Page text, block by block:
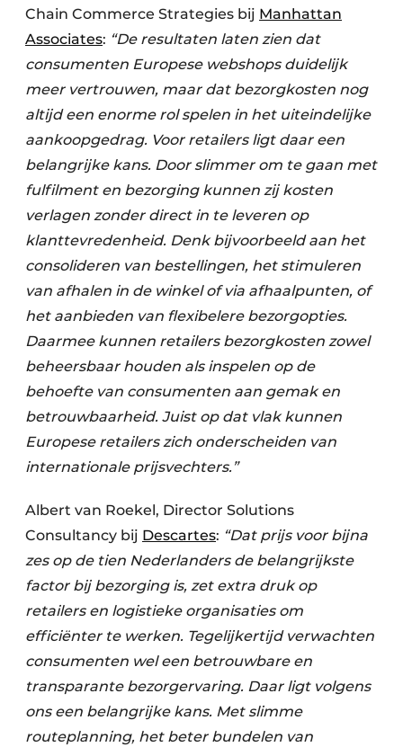
Chain Commerce Strategies bij Manhattan
Associates: “De resultaten laten zien dat
consumenten Europese webshops duidelijk
meer vertrouwen, maar dat bezorgkosten nog
altijd een enorme rol spelen in het uiteindelijke
aankoopgedrag. Voor retailers ligt daar een
belangrijke kans. Door slimmer om te gaan met
fulfilment en bezorging kunnen zij kosten
verlagen zonder direct in te leveren op
klanttevredenheid. Denk bijvoorbeeld aan het
consolideren van bestellingen, het stimuleren
van afhalen in de winkel of via afhaalpunten, of
het aanbieden van flexibelere bezorgopties.
Daarmee kunnen retailers bezorgkosten zowel
beheersbaar houden als inspelen op de
behoefte van consumenten aan gemak en
betrouwbaarheid. Juist op dat vlak kunnen
Europese retailers zich onderscheiden van
internationale prijsvechters.”
Albert van Roekel, Director Solutions
Consultancy bij Descartes: “Dat prijs voor bijna
zes op de tien Nederlanders de belangrijkste
factor bij bezorging is, zet extra druk op
retailers en logistieke organisaties om
efficiënter te werken. Tegelijkertijd verwachten
consumenten wel een betrouwbare en
transparante bezorgervaring. Daar ligt volgens
ons een belangrijke kans. Met slimme
routeplanning, het beter bundelen van